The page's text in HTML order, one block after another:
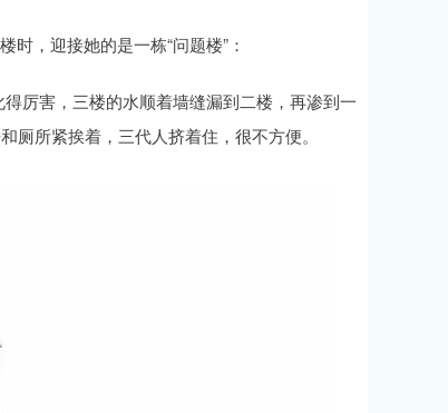
，迎接她的是一栋“问题楼”：
厉害，三楼的水顺着墙缝漏到二楼，再渗到一
厕所紧挨着，三代人挤着住，很不方便。